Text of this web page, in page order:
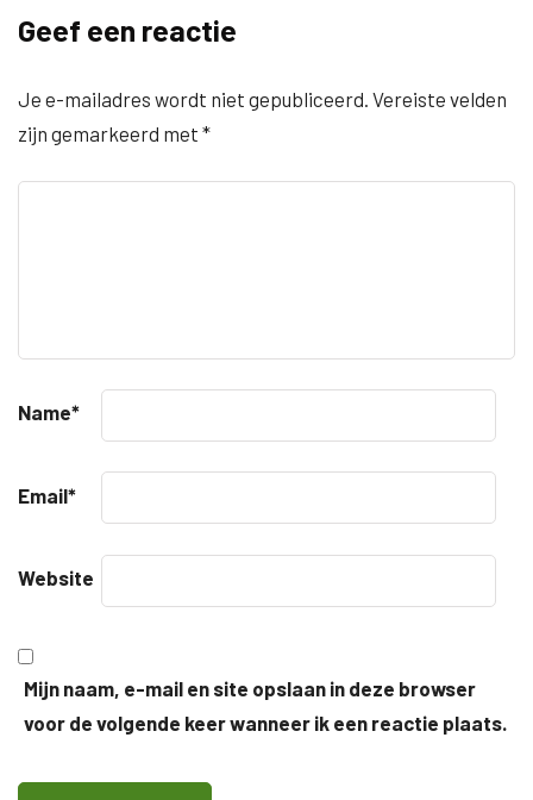
Geef een reactie
Je e-mailadres wordt niet gepubliceerd. Vereiste velden
zijn gemarkeerd met *
Name*
Email*
Website
Mijn naam, e-mail en site opslaan in deze browser
voor de volgende keer wanneer ik een reactie plaats.